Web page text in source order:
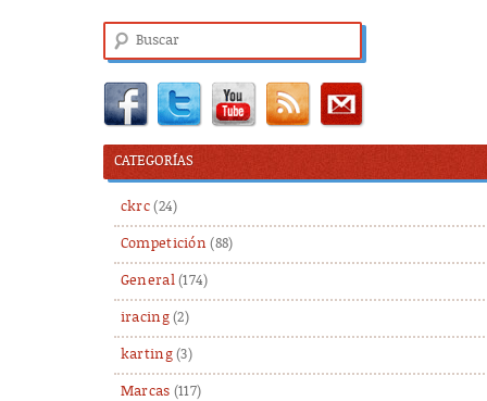
Buscar
CATEGORÍAS
ckrc(24)
Competición (88)
General(174)
iracing(2)
karting(3)
Marcas (117)